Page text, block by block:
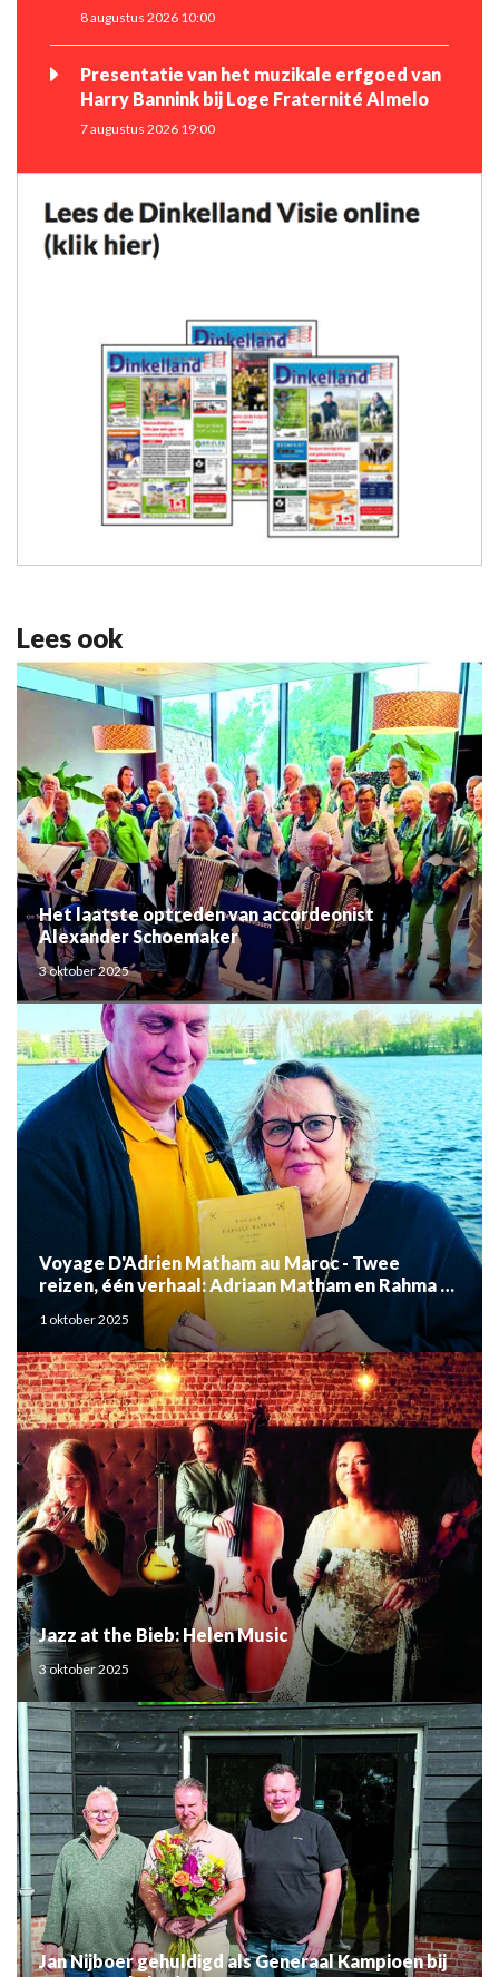
8 augustus 2026 10:00
Presentatie van het muzikale erfgoed van
Harry Bannink bij Loge Fraternité Almelo
7 augustus 2026 19:00
Lees ook
Het laatste optreden van accordeonist
Alexander Schoemaker
3 oktober 2025
Voyage D'Adrien Matham au Maroc - Twee
reizen, één verhaal: Adriaan Matham en Rahma el
Mouden
1 oktober 2025
Jazz at the Bieb: Helen Music
3 oktober 2025
Jan Nijboer gehuldigd als Generaal Kampioen bij